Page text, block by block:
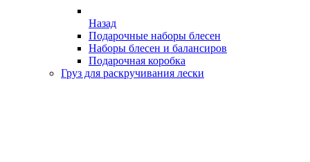
Назад
Подарочные наборы блесен
Наборы блесен и балансиров
Подарочная коробка
Груз для раскручивания лески